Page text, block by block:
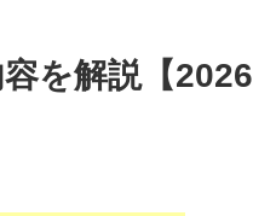
を解説【2026